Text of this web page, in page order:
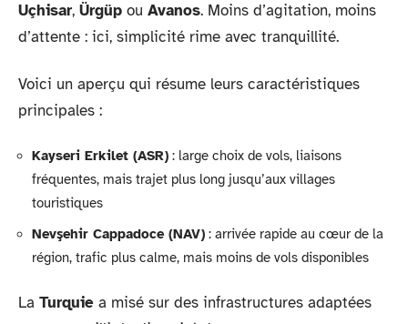
Uçhisar, Ürgüp ou Avanos. Moins d’agitation, moins
d’attente : ici, simplicité rime avec tranquillité.
Voici un aperçu qui résume leurs caractéristiques
principales :
Kayseri Erkilet (ASR) : large choix de vols, liaisons
fréquentes, mais trajet plus long jusqu’aux villages
touristiques
Nevşehir Cappadoce (NAV) : arrivée rapide au cœur de la
région, trafic plus calme, mais moins de vols disponibles
La Turquie a misé sur des infrastructures adaptées